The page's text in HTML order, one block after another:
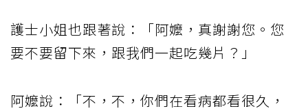
護士小姐也跟著說：「阿嬤，真謝謝您。您
要不要留下來，跟我們一起吃幾片？」
阿嬤說：「不，不，你們在看病都看很久，